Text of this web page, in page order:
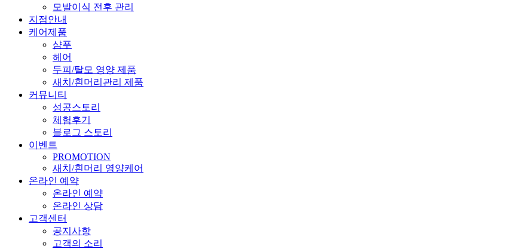
모발이식 전후 관리
지점안내
케어제품
샴푸
헤어
두피/탈모 영양 제품
새치/흰머리관리 제품
커뮤니티
성공스토리
체험후기
블로그 스토리
이벤트
PROMOTION
새치/흰머리 영양케어
온라인 예약
온라인 예약
온라인 상담
고객센터
공지사항
고객의 소리